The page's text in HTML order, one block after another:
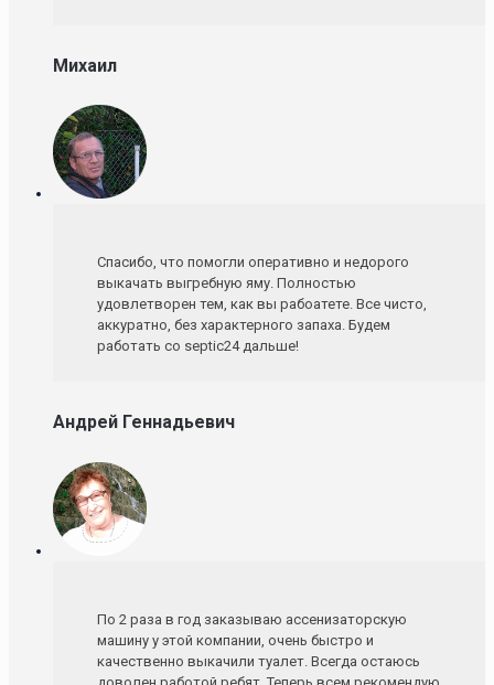
Михаил
Спасибо, что помогли оперативно и недорого
выкачать выгребную яму. Полностью
удовлетворен тем, как вы рабоатете. Все чисто,
аккуратно, без характерного запаха. Будем
работать со septic24 дальше!
Андрей Геннадьевич
По 2 раза в год заказываю ассенизаторскую
машину у этой компании, очень быстро и
качественно выкачили туалет. Всегда остаюсь